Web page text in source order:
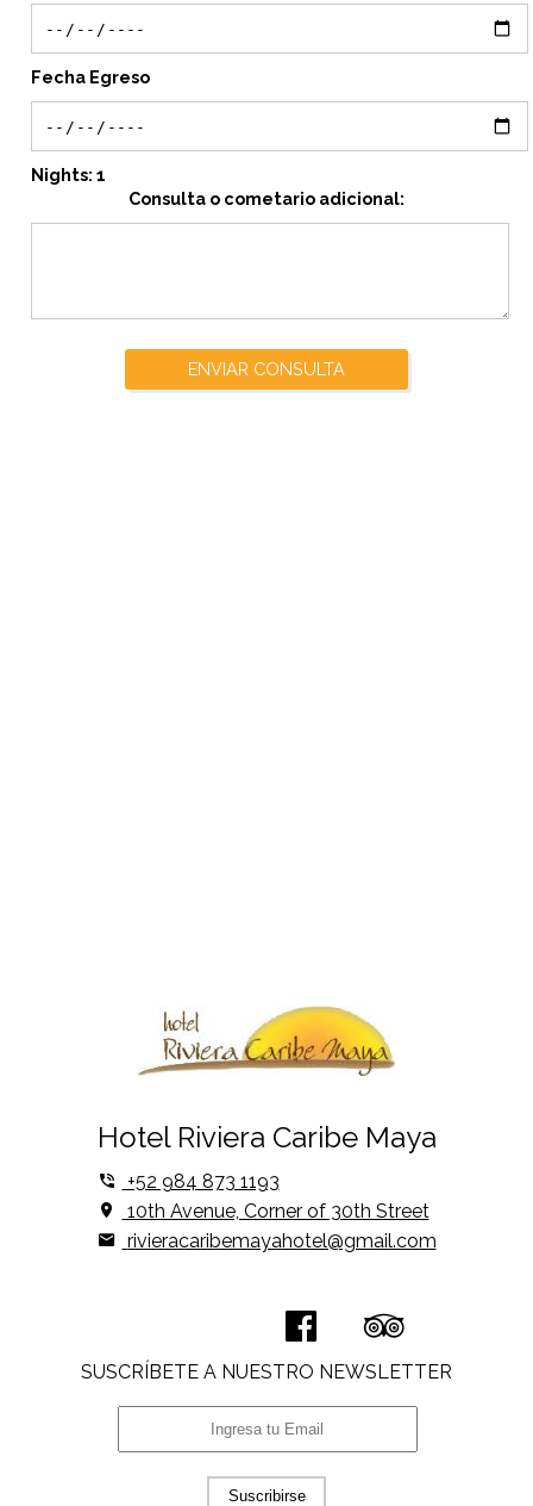
Fecha Egreso
Nights: 1
Consulta o cometario adicional:
ENVIAR CONSULTA
Hotel Riviera Caribe Maya
+52 984 873 1193
10th Avenue, Corner of 30th Street
rivieracaribemayahotel@gmail.com
SUSCRÍBETE A NUESTRO NEWSLETTER
Suscribirse